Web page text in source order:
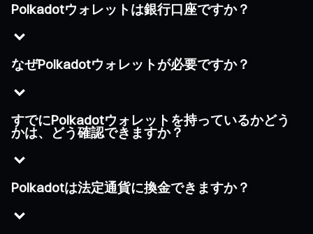
Polkadotウォレットは銀行口座ですか？
なぜPolkadotウォレットが必要ですか？
すでにPolkadotウォレットを持っているかどう
かは、どう確認できますか？
Polkadotは法定通貨に換金できますか？